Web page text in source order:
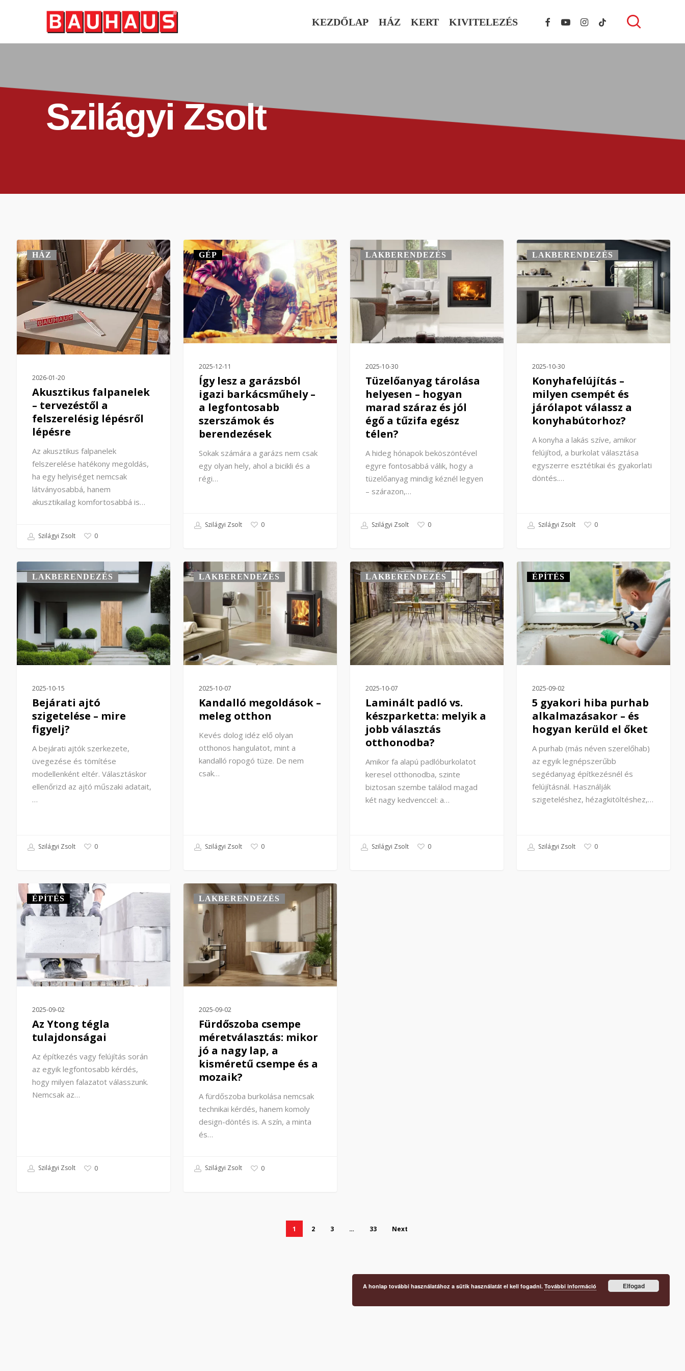
KEZDŐLAP HÁZ KERT KIVITELEZÉS FACEBOOK
YOUTUBE
INSTAGRAM
TIKTOK search
Szilágyi Zsolt
HÁZ
2026-01-20
Akusztikus falpanelek
– tervezéstől a
felszerelésig lépésről
lépésre
Az akusztikus falpanelek
felszerelése hatékony megoldás,
ha egy helyiséget nemcsak
látványosabbá, hanem
akusztikailag komfortosabbá is…
Szilágyi Zsolt 0
GÉP
2025-12-11
Így lesz a garázsból
igazi barkácsműhely –
a legfontosabb
szerszámok és
berendezések
Sokak számára a garázs nem csak
egy olyan hely, ahol a bicikli és a
régi…
Szilágyi Zsolt 0
LAKBERENDEZÉS
2025-10-30
Tüzelőanyag tárolása
helyesen – hogyan
marad száraz és jól
égő a tűzifa egész
télen?
A hideg hónapok beköszöntével
egyre fontosabbá válik, hogy a
tüzelőanyag mindig kéznél legyen
– szárazon,…
Szilágyi Zsolt 0
LAKBERENDEZÉS
2025-10-30
Konyhafelújítás –
milyen csempét és
járólapot válassz a
konyhabútorhoz?
A konyha a lakás szíve, amikor
felújítod, a burkolat választása
egyszerre esztétikai és gyakorlati
döntés.…
Szilágyi Zsolt 0
LAKBERENDEZÉS
2025-10-15
Bejárati ajtó
szigetelése – mire
figyelj?
A bejárati ajtók szerkezete,
üvegezése és tömítése
modellenként eltér. Választáskor
ellenőrizd az ajtó műszaki adatait,
…
Szilágyi Zsolt 0
LAKBERENDEZÉS
2025-10-07
Kandalló megoldások –
meleg otthon
Kevés dolog idéz elő olyan
otthonos hangulatot, mint a
kandalló ropogó tüze. De nem
csak…
Szilágyi Zsolt 0
LAKBERENDEZÉS
2025-10-07
Laminált padló vs.
készparketta: melyik a
jobb választás
otthonodba?
Amikor fa alapú padlóburkolatot
keresel otthonodba, szinte
biztosan szembe találod magad
két nagy kedvenccel: a…
Szilágyi Zsolt 0
ÉPÍTÉS
2025-09-02
5 gyakori hiba purhab
alkalmazásakor – és
hogyan kerüld el őket
A purhab (más néven szerelőhab)
az egyik legnépszerűbb
segédanyag építkezésnél és
felújításnál. Használják
szigeteléshez, hézagkitöltéshez,…
Szilágyi Zsolt 0
ÉPÍTÉS
2025-09-02
Az Ytong tégla
tulajdonságai
Az építkezés vagy felújítás során
az egyik legfontosabb kérdés,
hogy milyen falazatot válasszunk.
Nemcsak az…
Szilágyi Zsolt 0
LAKBERENDEZÉS
2025-09-02
Fürdőszoba csempe
méretválasztás: mikor
jó a nagy lap, a
kisméretű csempe és a
mozaik?
A fürdőszoba burkolása nemcsak
technikai kérdés, hanem komoly
design-döntés is. A szín, a minta
és…
Szilágyi Zsolt 0
1 2 3 … 33 Next
A honlap további használatához a sütik használatát el kell fogadni. További információ Elfogad